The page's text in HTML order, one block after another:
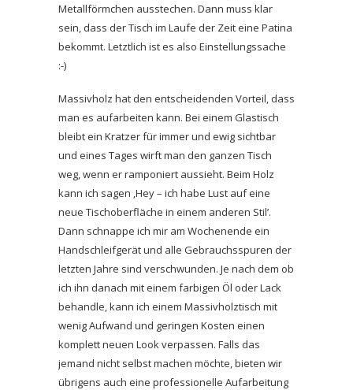
Metallförmchen ausstechen. Dann muss klar
sein, dass der Tisch im Laufe der Zeit eine Patina
bekommt. Letztlich ist es also Einstellungssache
:-)
Massivholz hat den entscheidenden Vorteil, dass
man es aufarbeiten kann. Bei einem Glastisch
bleibt ein Kratzer für immer und ewig sichtbar
und eines Tages wirft man den ganzen Tisch
weg, wenn er ramponiert aussieht. Beim Holz
kann ich sagen ‚Hey – ich habe Lust auf eine
neue Tischoberfläche in einem anderen Stil’.
Dann schnappe ich mir am Wochenende ein
Handschleifgerät und alle Gebrauchsspuren der
letzten Jahre sind verschwunden. Je nach dem ob
ich ihn danach mit einem farbigen Öl oder Lack
behandle, kann ich einem Massivholztisch mit
wenig Aufwand und geringen Kosten einen
komplett neuen Look verpassen. Falls das
jemand nicht selbst machen möchte, bieten wir
übrigens auch eine professionelle Aufarbeitung